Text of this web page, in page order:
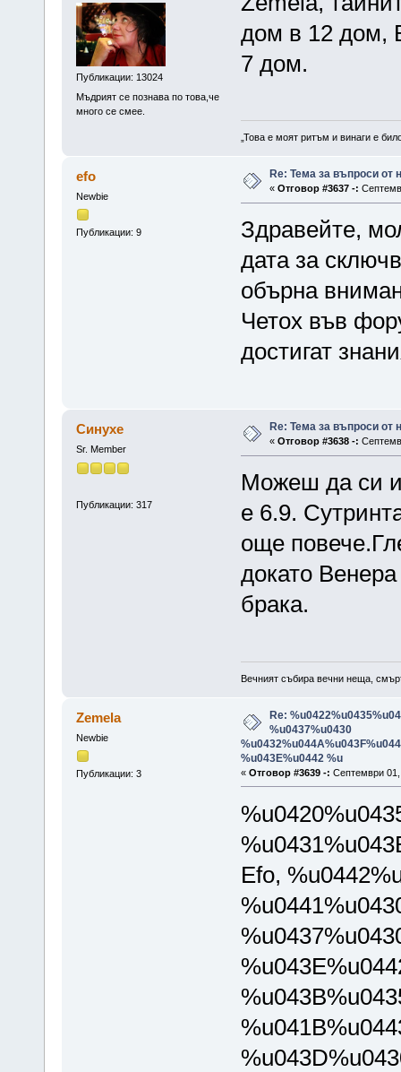
Публикации: 13024
Мъдрият се познава по това,че
много се смее.
дом в 12 дом,
7 дом.
„Това е моят ритъм и винаги е
efo
Newbie
Публикации: 9
Re: Тема за въпроси от
« Отговор #3637 -:
Здравейте,
дата за
обърна
Четох във
достигат
Синухе
Sr. Member
Публикации: 317
Re: Тема за въпроси от
« Отговор #3638 -:
Можеш да си
е 6.9.
още
докато
брака.
Вечният събира вечни неща,
Zemela
Newbie
Публикации: 3
Re:
%u0437%u0430
%u043E%u0442 %u
« Отговор #3639 -: Септември
Efo,